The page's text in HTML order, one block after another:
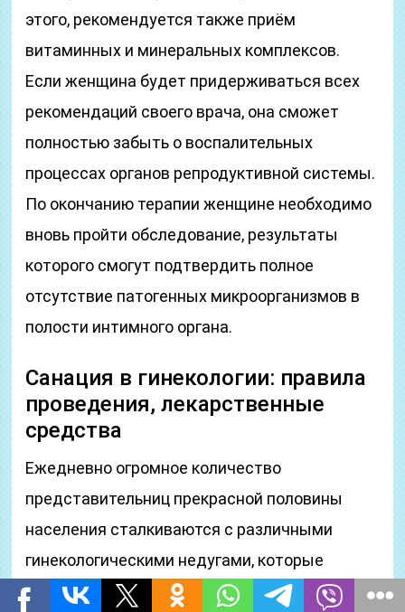
этого, рекомендуется также приём
витаминных и минеральных комплексов.
Если женщина будет придерживаться всех
рекомендаций своего врача, она сможет
полностью забыть о воспалительных
процессах органов репродуктивной системы.
По окончанию терапии женщине необходимо
вновь пройти обследование, результаты
которого смогут подтвердить полное
отсутствие патогенных микроорганизмов в
полости интимного органа.
Санация в гинекологии: правила
проведения, лекарственные
средства
Ежедневно огромное количество
представительниц прекрасной половины
населения сталкиваются с различными
гинекологическими недугами, которые
сопровождаются не только